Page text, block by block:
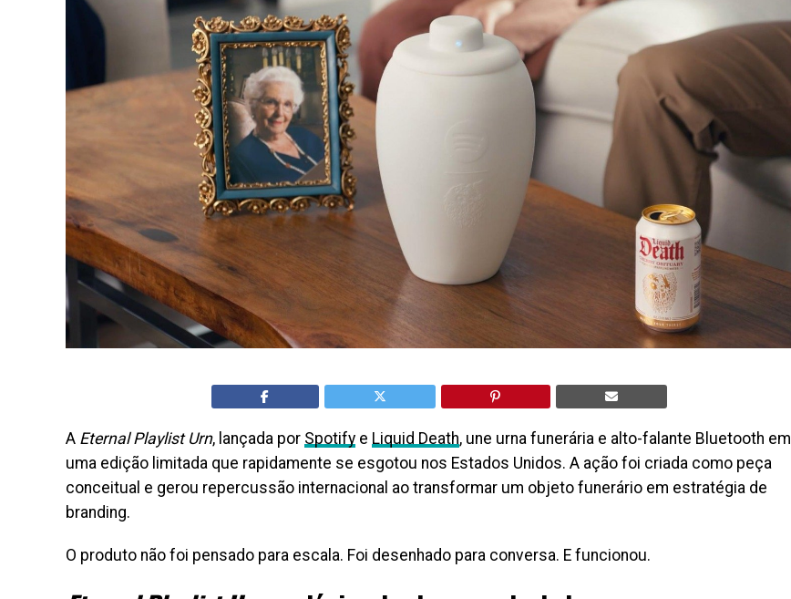
A Eternal Playlist Urn, lançada por Spotify e Liquid Death, une urna funerária e alto-falante Bluetooth em
uma edição limitada que rapidamente se esgotou nos Estados Unidos. A ação foi criada como peça
conceitual e gerou repercussão internacional ao transformar um objeto funerário em estratégia de
branding.
O produto não foi pensado para escala. Foi desenhado para conversa. E funcionou.